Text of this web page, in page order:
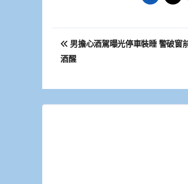
文
章
覽
男擔心酒駕曝光停車裝睡 警破窗
酒醒